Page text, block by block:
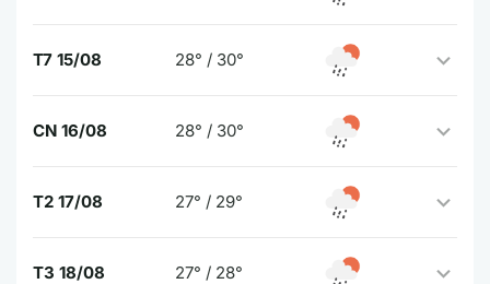
T7 15/08 28° / 30°
CN 16/08 28° / 30°
T2 17/08 27° / 29°
T3 18/08 27° / 28°